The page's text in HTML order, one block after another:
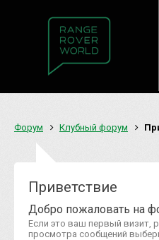
Форум Клубный форум
Приветствие
Добро пожаловать на
Если это ваш первый визит,
просмотра сообщений